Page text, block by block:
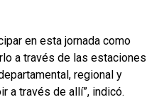
en esta jornada como
a través de las estaciones
regional y
a través de allí”, indicó.